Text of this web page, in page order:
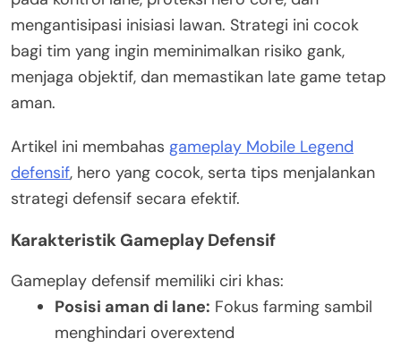
mengantisipasi inisiasi lawan. Strategi ini cocok
bagi tim yang ingin meminimalkan risiko gank,
menjaga objektif, dan memastikan late game tetap
aman.
Artikel ini membahas gameplay Mobile Legend
defensif, hero yang cocok, serta tips menjalankan
strategi defensif secara efektif.
Karakteristik Gameplay Defensif
Gameplay defensif memiliki ciri khas:
Posisi aman di lane: Fokus farming sambil
menghindari overextend